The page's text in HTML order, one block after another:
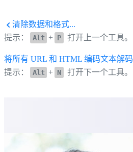
清除数据和格式...
提示：
Alt + P 打开上一个工具。
将所有 URL 和 HTML 编码文本解码
提示：
Alt + N 打开下一个工具。